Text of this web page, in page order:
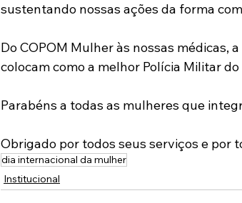
sustentando nossas ações da forma
Do COPOM Mulher às nossas médicas,
colocam como a melhor Polícia Militar do
Parabéns a todas as mulheres que
Obrigado por todos seus serviços e por
dia internacional da mulher
Institucional